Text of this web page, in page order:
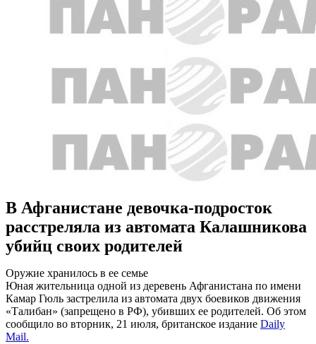
В Афганистане девочка-подросток
расстреляла из автомата Калашникова
убийц своих родителей
Оружие хранилось в ее семье
Юная жительница одной из деревень Афганистана по имени
Камар Гюль застрелила из автомата двух боевиков движения
«Талибан» (запрещено в РФ), убивших ее родителей. Об этом
сообщило во вторник, 21 июля, британское издание Daily
Mail.